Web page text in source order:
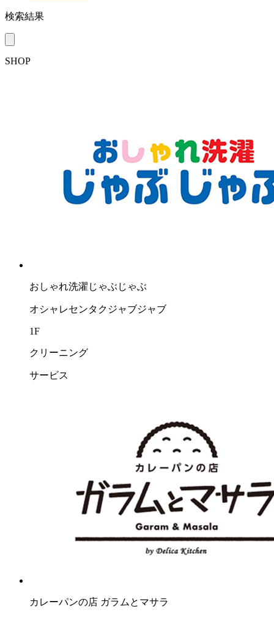
検索結果
SHOP
おしゃれ洗濯じゃぶじゃぶ
オシャレセンタクジャブジャブ
1F
クリーニング
サービス
カレーパンの店 ガラムとマサラ